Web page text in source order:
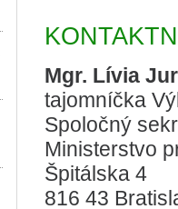
Mgr. Lívia
tajomníčka
Spoločný
Ministerstvo
Špitálska 4
816 43